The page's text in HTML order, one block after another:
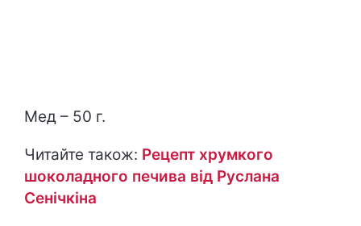
Мед – 50 г.
Читайте також: Рецепт хрумкого
шоколадного печива від Руслана
Сенічкіна